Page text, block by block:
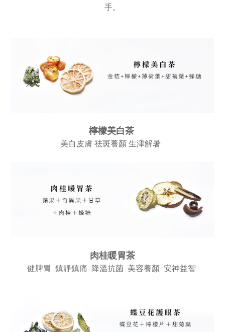
手。
檸檬美白茶
美白皮膚 祛斑養顏 生津解暑
肉桂暖胃茶
健脾胃 鎮靜鎮痛 降溫抗菌 美容養顏 安神益智